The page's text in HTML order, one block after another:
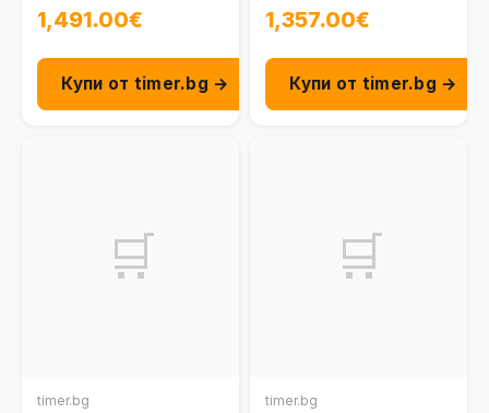
1,491.00€
Купи от timer.bg →
1,357.00€
Купи от timer.bg →
🛒
timer.bg
🛒
timer.bg